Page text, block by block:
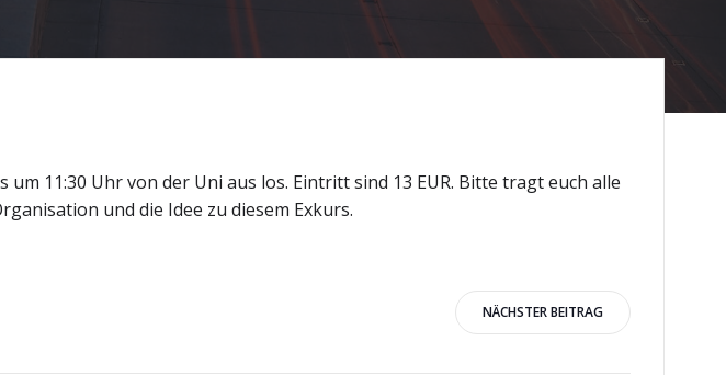
um 11:30 Uhr von der Uni aus los. Eintritt sind 13 EUR. Bitte tragt euch alle
und die Idee zu diesem Exkurs.
NÄCHSTER BEITRAG